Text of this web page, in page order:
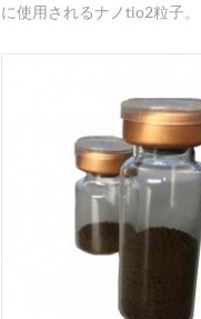
に使用されるナノtio2粒子。